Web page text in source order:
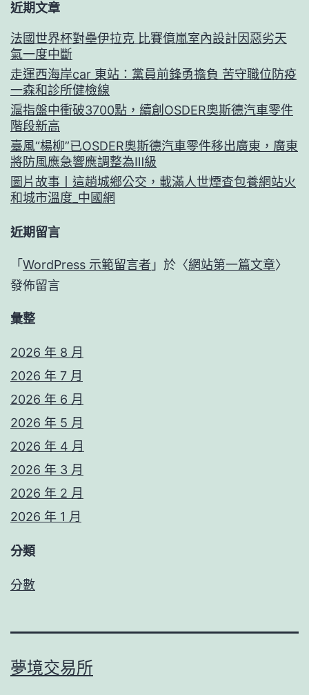
近期文章
法國世界杯對壘伊拉克 比賽億嵐室內設計因惡劣天
氣一度中斷
走運西海岸car 東站：黨員前鋒勇擔負 苦守職位防疫
一森和診所健檢線
滬指盤中衝破3700點，續創OSDER奧斯德汽車零件
階段新高
臺風“楊柳”已OSDER奧斯德汽車零件移出廣東，廣東
將防風應急響應調整為Ⅲ級
圖片故事丨這趟城鄉公交，載滿人世煙查包養網站火
和城市溫度_中國網
近期留言
「 WordPress 示範留言者 」於〈網站第一篇文章〉
發佈留言
彙整
2026 年 8 月
2026 年 7 月
2026 年 6 月
2026 年 5 月
2026 年 4 月
2026 年 3 月
2026 年 2 月
2026 年 1 月
分類
分數
夢境交易所